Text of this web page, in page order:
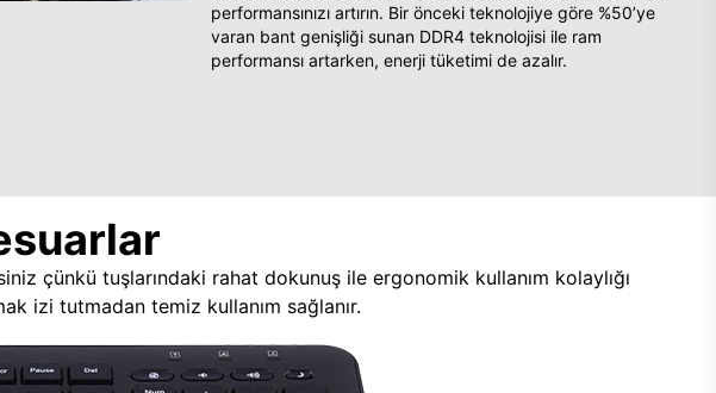
performansınızı artırın. Bir önceki teknolojiye göre %50’ye
varan bant genişliği sunan DDR4 teknolojisi ile ram
performansı artarken, enerji tüketimi de azalır.
çünkü tuşlarındaki rahat dokunuş ile ergonomik kullanım kolaylığı
izi tutmadan temiz kullanım sağlanır.